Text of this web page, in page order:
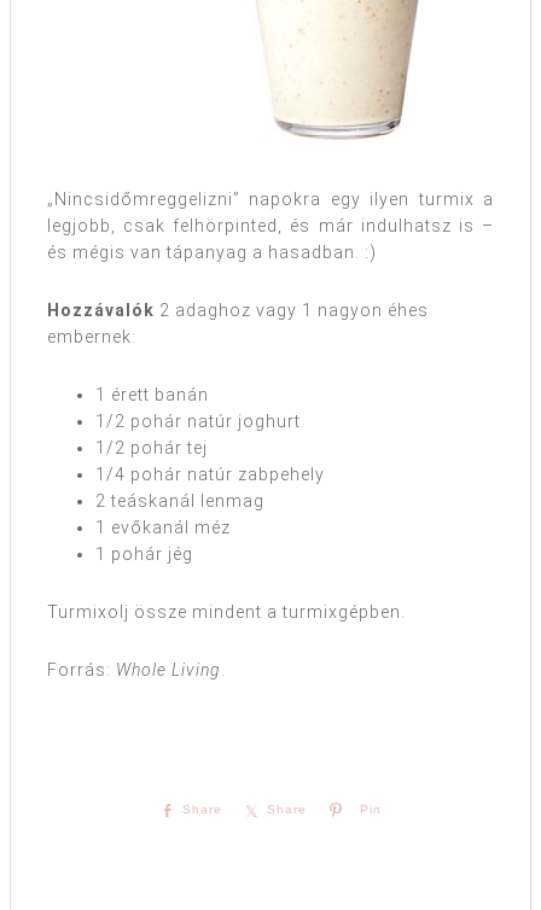
„Nincsidőmreggelizni” napokra egy ilyen turmix a
legjobb, csak felhörpinted, és már indulhatsz is –
és mégis van tápanyag a hasadban. :)
Hozzávalók 2 adaghoz vagy 1 nagyon éhes
embernek:
1 érett banán
1/2 pohár natúr joghurt
1/2 pohár tej
1/4 pohár natúr zabpehely
2 teáskanál lenmag
1 evőkanál méz
1 pohár jég
Turmixolj össze mindent a turmixgépben.
Forrás: Whole Living.
Share Share Pin